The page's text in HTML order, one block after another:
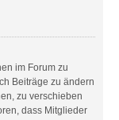
im Forum zu
Beiträge zu ändern
zu verschieben
dass Mitglieder